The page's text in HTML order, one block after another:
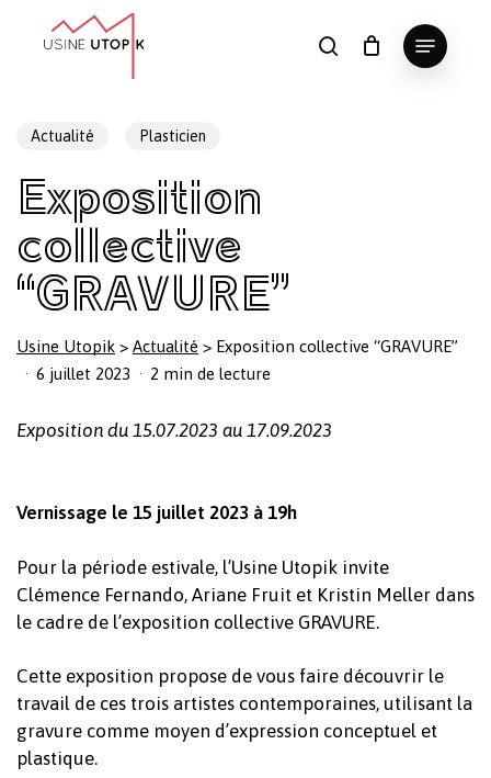
search
Menu
Panier Fermer
le
Actualité Plasticien
Exposition
collective
“GRAVURE”
Usine Utopik > Actualité > Exposition collective “GRAVURE”
6 juillet 2023
2 min de lecture
Exposition du 15.07.2023 au 17.09.2023
Vernissage le 15 juillet 2023 à 19h
Pour la période estivale, l’Usine Utopik invite
Clémence Fernando, Ariane Fruit et Kristin Meller dans
le cadre de l’exposition collective GRAVURE.
Cette exposition propose de vous faire découvrir le
travail de ces trois artistes contemporaines, utilisant la
gravure comme moyen d’expression conceptuel et
plastique.
Close